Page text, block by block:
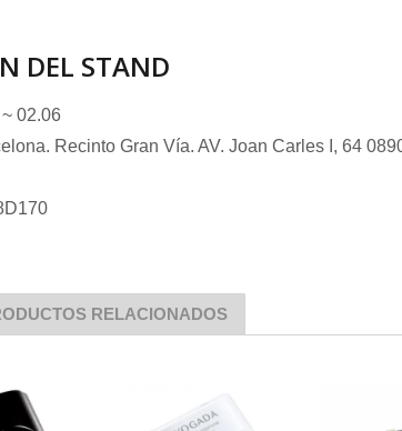
DEL STAND
02.06
Recinto Gran Vía. AV. Joan Carles I, 64
RELACIONADOS